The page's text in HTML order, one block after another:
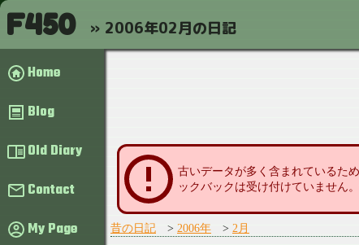
F450 2006年02月の日記
Home
Blog
Old Diary
Contact
My Page
古いデータが多く含まれているた
ックバックは受け付けていません
昔の日記 2006年
2月